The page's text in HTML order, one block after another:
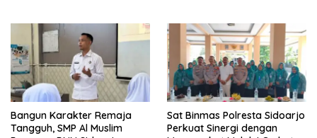
Bangun Karakter Remaja
Tangguh, SMP Al Muslim
Sat Binmas Polresta Sidoarjo
Perkuat Sinergi dengan